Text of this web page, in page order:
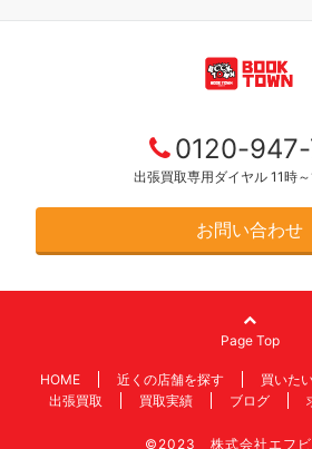
0120-947-
出張買取専用ダイヤル 11時
お問い合わせ
Page Top
HOME 近くの店舗を探す 買いた
出張買取
買取実績 ブログ
©2023 株式会社エフビ